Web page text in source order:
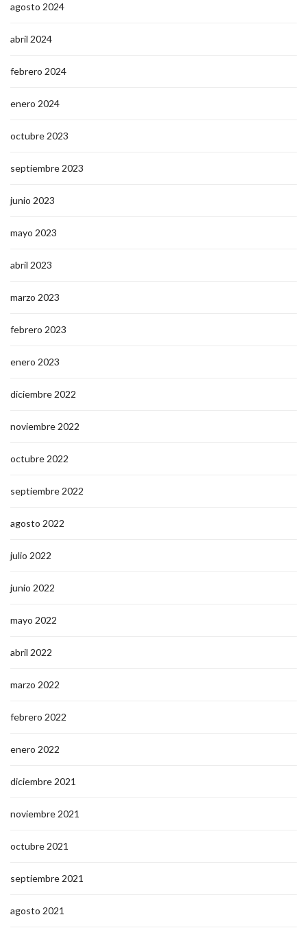
agosto 2024
abril 2024
febrero 2024
enero 2024
octubre 2023
septiembre 2023
junio 2023
mayo 2023
abril 2023
marzo 2023
febrero 2023
enero 2023
diciembre 2022
noviembre 2022
octubre 2022
septiembre 2022
agosto 2022
julio 2022
junio 2022
mayo 2022
abril 2022
marzo 2022
febrero 2022
enero 2022
diciembre 2021
noviembre 2021
octubre 2021
septiembre 2021
agosto 2021